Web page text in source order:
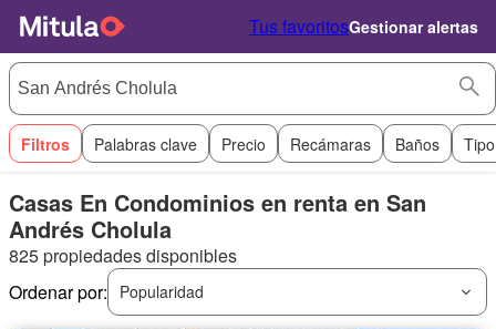
Tus favoritosGestionar alertas
Filtros Palabras clave Precio Recámaras Baños
Casas En Condominios en renta en San
Andrés Cholula
825 propiedades disponibles
Ordenar por:
Popularidad